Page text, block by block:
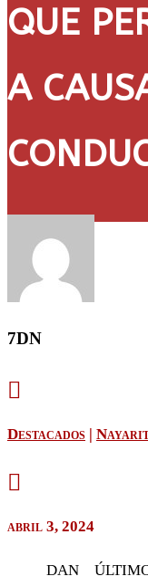
QUE
A
7DN

Destacados |

abril 3, 2024
DAN